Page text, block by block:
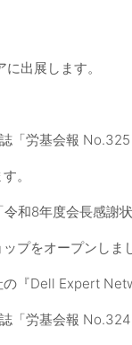
出展します。
「労基会報
。
和8年度会長感謝
プをオープンしま
『Dell Expert
「労基会報